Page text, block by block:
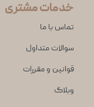
خدمات مشتری
تماس با ما
سوالات متداول
قوانین و مقررات
وبلاگ